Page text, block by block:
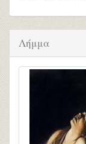
Λήμμα